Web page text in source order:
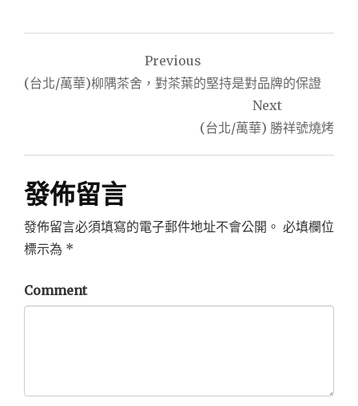
章
Previous
(台北/萬華)柳隅茶舍，對茶葉的堅持是對品牌的保證
Next
(台北/萬華) 勝祥號燒烤
發佈留言
發佈留言必須填寫的電子郵件地址不會公開。 必填欄位
標示為 *
Comment